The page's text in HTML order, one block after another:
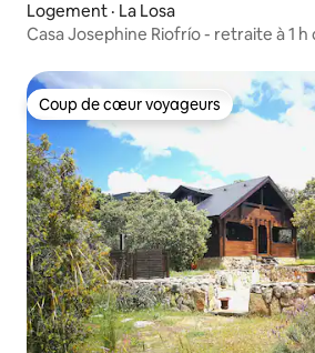
Logement · La Losa
Casa Josephine Riofrío - retraite à 1 h
Coup de cœur voyageurs
Coup de cœur voyageurs